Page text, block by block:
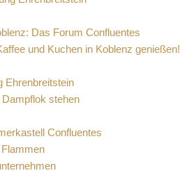
Das Forum Confluentes
und Kuchen in Koblenz genießen!
Ehrenbreitstein
stehen
Confluentes